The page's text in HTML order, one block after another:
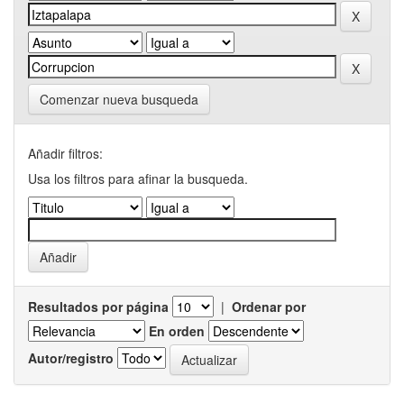
Comenzar nueva busqueda
Añadir filtros:
Usa los filtros para afinar la busqueda.
Resultados por página | Ordenar por
En orden
Autor/registro